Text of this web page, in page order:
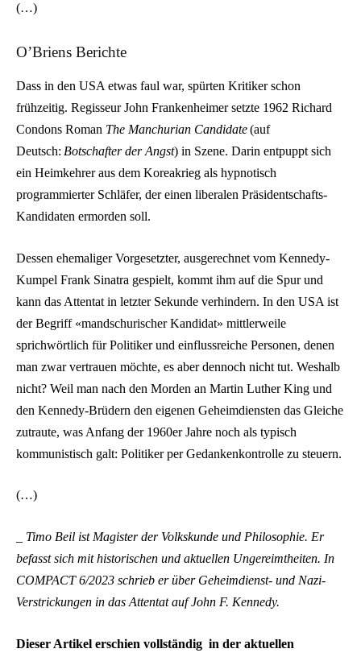
(…)
O’Briens Berichte
Dass in den USA etwas faul war, spürten Kritiker schon
frühzeitig. Regisseur John Frankenheimer setzte 1962 Richard
Condons Roman The Man­chu­rian Candidate(auf
Deutsch: Botschafter der Angst) in Szene. Darin entpuppt sich
ein Heimkehrer aus dem Koreakrieg als hypnotisch
programmierter Schläfer, der einen liberalen Präsidentschafts-
Kandidaten ermorden soll.
Dessen ehemaliger Vorgesetzter, ausgerechnet vom Kennedy-
Kumpel Frank Sinatra gespielt, kommt ihm auf die Spur und
kann das Attentat in letzter Sekunde verhindern. In den USA ist
der Begriff «mandschurischer Kandidat» mittlerweile
sprichwörtlich für Politiker und einflussreiche Personen, denen
man zwar vertrauen möchte, es aber dennoch nicht tut. Weshalb
nicht? Weil man nach den Morden an Martin Luther King und
den Kennedy-Brüdern den eigenen Geheimdiensten das Gleiche
zutraute, was Anfang der 1960er Jahre noch als typisch
kommunistisch galt: Politiker per Gedankenkontrolle zu steuern.
(…)
_ Timo Beil ist Magister der Volkskunde und Philosophie. Er
befasst sich mit historischen und aktuellen Ungereimtheiten. In
COMPACT 6/2023 schrieb er über Geheimdienst- und Nazi-
Verstrickungen in das Attentat auf John F. Kennedy.
Dieser Artikel erschien vollständig in der aktuellen